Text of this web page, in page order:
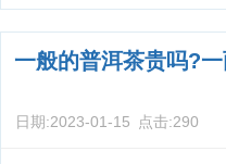
一般的普洱茶贵吗?
日期:2023-01-15 点击:290